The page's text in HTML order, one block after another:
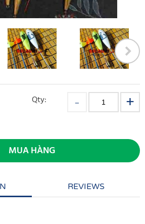
Qty:
MUA HÀNG
REVIEWS